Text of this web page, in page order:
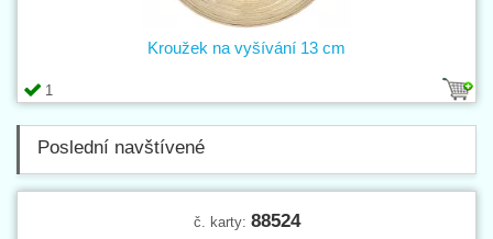
1
Kroužek na vyšívání 13 cm
Poslední navštívené
č. karty: 88524